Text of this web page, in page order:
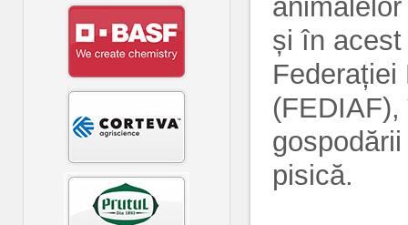
și în acest
Federației
pisică.